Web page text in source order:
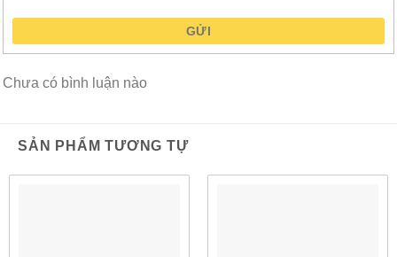
Đầy đủ chức năng trên 802.3af
Giảm thiểu tác động của nhiễu từ mạng di động
GỬI
Chưa có bình luận nào
SẢN PHẨM TƯƠNG TỰ